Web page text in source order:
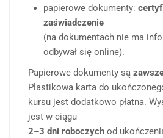
papierowe dokumenty:
zaświadczenie
(na dokumentach nie ma
odbywał się online).
Papierowe dokumenty są
Plastikowa karta do
kursu jest dodatkowo płatna.
jest w ciągu
2–3 dni roboczych od